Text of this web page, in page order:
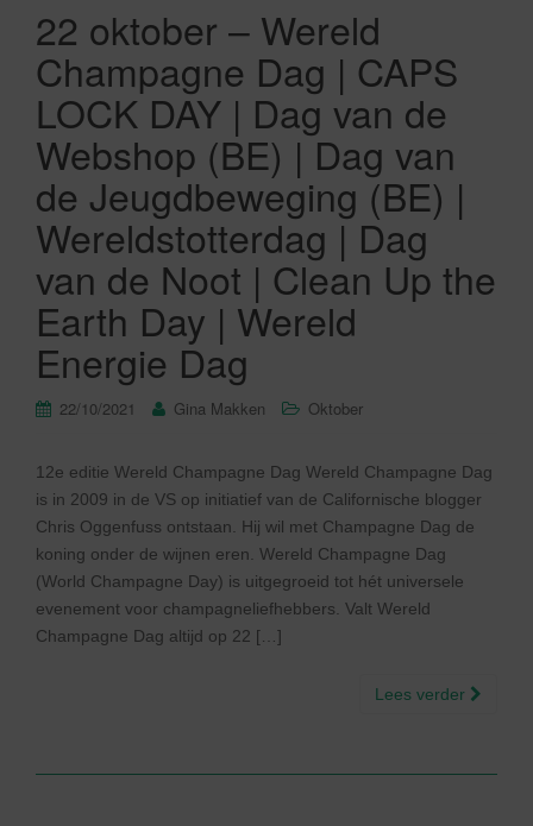
22 oktober – Wereld
Champagne Dag | CAPS
LOCK DAY | Dag van de
Webshop (BE) | Dag van
de Jeugdbeweging (BE) |
Wereldstotterdag | Dag
van de Noot | Clean Up the
Earth Day | Wereld
Energie Dag
22/10/2021 Gina Makken Oktober
12e editie Wereld Champagne Dag Wereld Champagne Dag
is in 2009 in de VS op initiatief van de Californische blogger
Chris Oggenfuss ontstaan. Hij wil met Champagne Dag de
koning onder de wijnen eren. Wereld Champagne Dag
(World Champagne Day) is uitgegroeid tot hét universele
evenement voor champagneliefhebbers. Valt Wereld
Champagne Dag altijd op 22 […]
Lees verder